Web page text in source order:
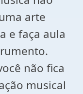
arte
e faça aula
não fica
musical